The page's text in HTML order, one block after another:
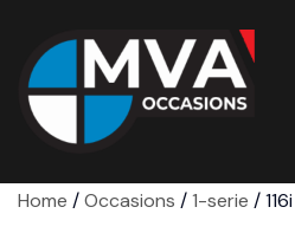
Home /Occasions /1-serie /